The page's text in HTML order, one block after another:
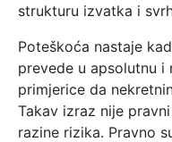
strukturu izvatka i
Poteškoća nastaje
prevede u apsolutnu i
primjerice da
Takav izraz nije
razine rizika. Pravno